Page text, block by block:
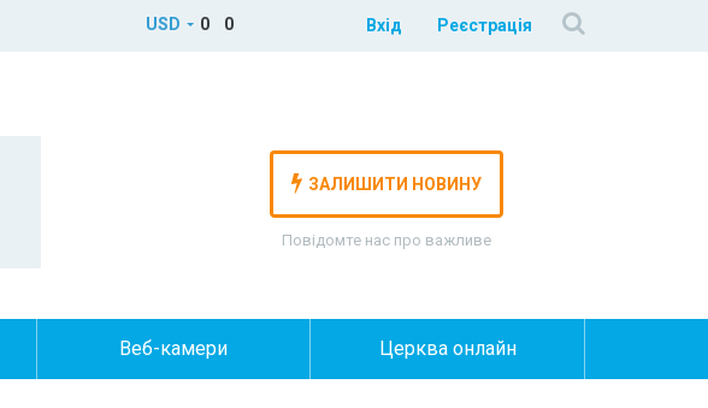
USD 0 0 Вхід Реєстрація
ЗАЛИШИТИ НОВИНУ
Повідомте нас про важливе
Веб-камери Церква онлайн